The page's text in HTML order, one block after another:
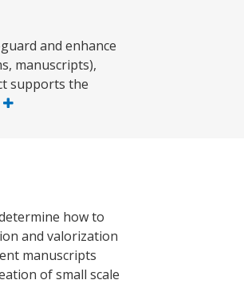
and enhance
manuscripts),
supports the
how to
and valorization
manuscripts
of small scale